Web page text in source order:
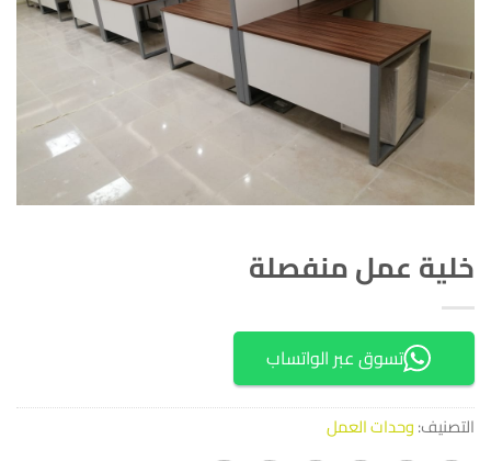
خلية عمل منفصلة
تسوق عبر الواتساب
التصنيف:وحدات العمل